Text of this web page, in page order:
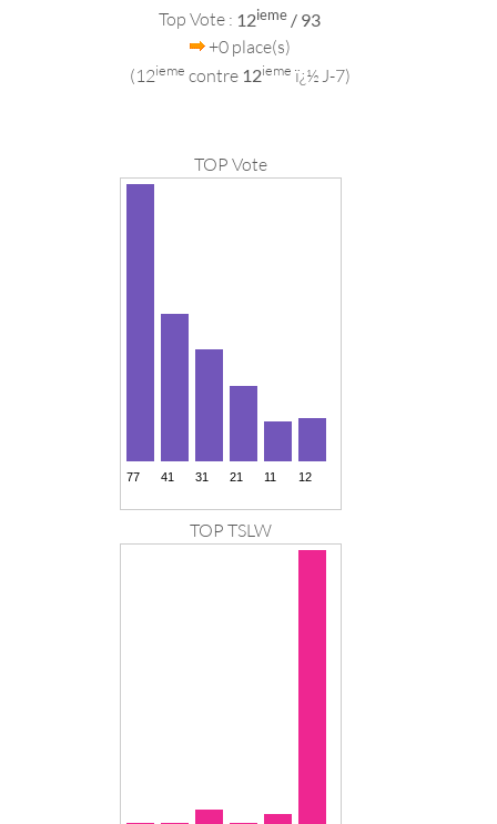
Top Vote : 12ieme / 93
+0 place(s)
(12ieme contre 12ieme ï¿½ J-7)
TOP Vote
TOP TSLW